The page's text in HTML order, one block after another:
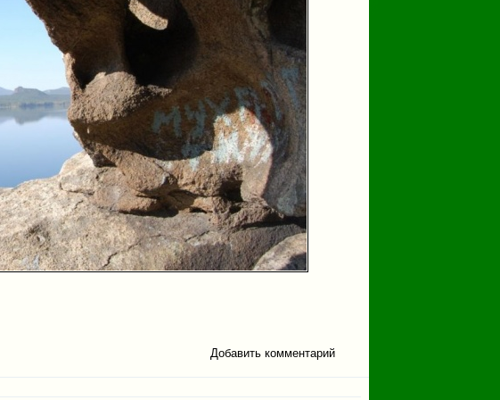
Добавить комментарий